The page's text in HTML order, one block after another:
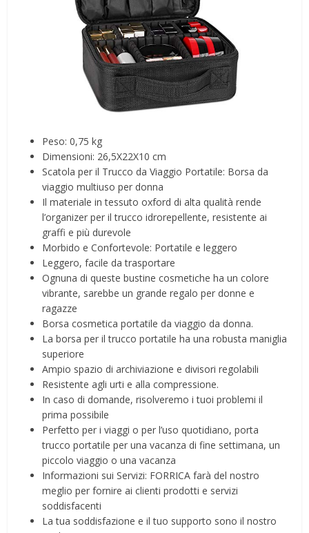
Peso: 0,75 kg
Dimensioni: 26,5X22X10 cm
Scatola per il Trucco da Viaggio Portatile: Borsa da
viaggio multiuso per donna
Il materiale in tessuto oxford di alta qualità rende
l’organizer per il trucco idrorepellente, resistente ai
graffi e più durevole
Morbido e Confortevole: Portatile e leggero
Leggero, facile da trasportare
Ognuna di queste bustine cosmetiche ha un colore
vibrante, sarebbe un grande regalo per donne e
ragazze
Borsa cosmetica portatile da viaggio da donna.
La borsa per il trucco portatile ha una robusta maniglia
superiore
Ampio spazio di archiviazione e divisori regolabili
Resistente agli urti e alla compressione.
In caso di domande, risolveremo i tuoi problemi il
prima possibile
Perfetto per i viaggi o per l’uso quotidiano, porta
trucco portatile per una vacanza di fine settimana, un
piccolo viaggio o una vacanza
Informazioni sui Servizi: FORRICA farà del nostro
meglio per fornire ai clienti prodotti e servizi
soddisfacenti
La tua soddisfazione e il tuo supporto sono il nostro